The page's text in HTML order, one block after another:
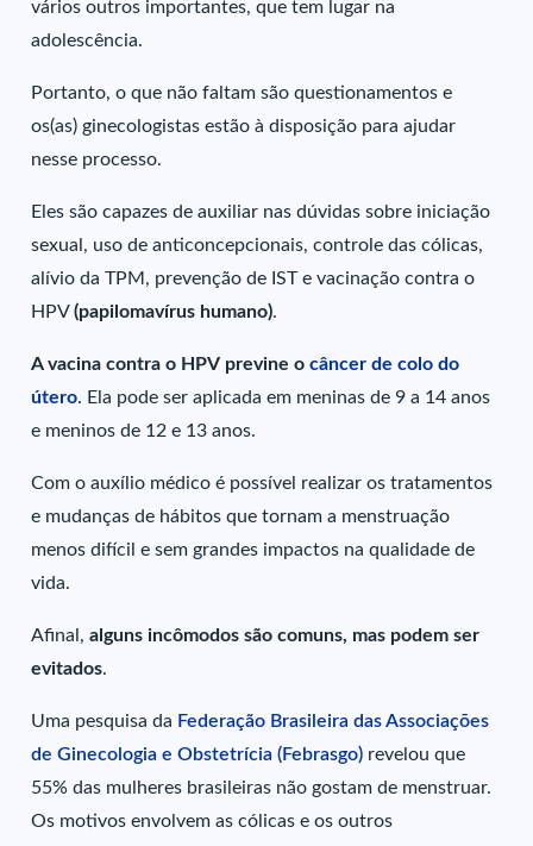
vários outros importantes, que tem lugar na
adolescência.
Portanto, o que não faltam são questionamentos e
os(as) ginecologistas estão à disposição para ajudar
nesse processo.
Eles são capazes de auxiliar nas dúvidas sobre iniciação
sexual, uso de anticoncepcionais, controle das cólicas,
alívio da TPM, prevenção de IST e vacinação contra o
HPV(papilomavírus humano).
A vacina contra o HPV previne ocâncer de colo do
útero. Ela pode ser aplicada em meninas de 9 a 14 anos
e meninos de 12 e 13 anos.
Com o auxílio médico é possível realizar os tratamentos
e mudanças de hábitos que tornam a menstruação
menos difícil e sem grandes impactos na qualidade de
vida.
Afinal,alguns incômodos são comuns, mas podem ser
evitados.
Uma pesquisa da Federação Brasileira das Associações
de Ginecologia e Obstetrícia (Febrasgo) revelou que
55% das mulheres brasileiras não gostam de menstruar.
Os motivos envolvem as cólicas e os outros